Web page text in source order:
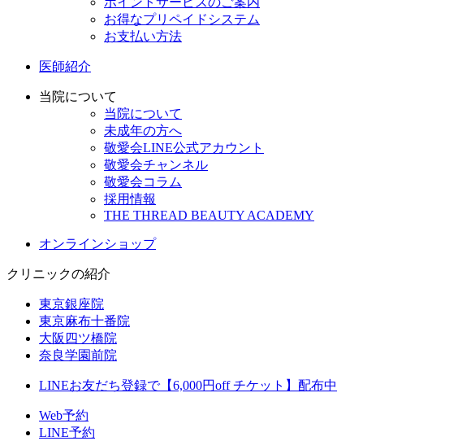
お得なプリペイドシステム
お支払い方法
医師紹介
当院について
当院について
未成年の方へ
敬愛会LINE公式アカウント
敬愛会チャンネル
敬愛会コラム
採用情報
THE THREAD BEAUTY ACADEMY
オンラインショップ
クリニックの紹介
東京銀座院
東京麻布十番院
大阪四ツ橋院
奈良学園前院
LINEお友だち登録で【6,000円off チケット】配布中
Web予約
LINE予約